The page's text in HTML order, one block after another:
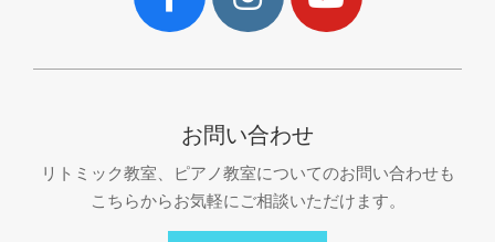
お問い合わせ
リトミック教室、ピアノ教室についてのお問い合わせも
こちらからお気軽にご相談いただけます。